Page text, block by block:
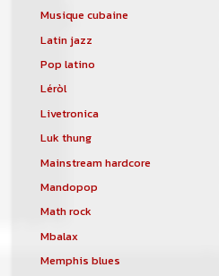
Musique cubaine
Latin jazz
Pop latino
Léròl
Livetronica
Luk thung
Mainstream hardcore
Mandopop
Math rock
Mbalax
Memphis blues